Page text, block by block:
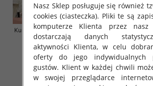
Kurtki damskie zimowe Roz S-M-
L, 1 Kolor Paczka 3 szt
120.00 zł
szczegóły
Kurtka
Nasz Sklep posługuje się również
cookies (ciasteczka). Pliki te są
komputerze Klienta przez
dostarczają danych
aktywności Klienta, w celu
oferty do jego indywidualnych
gustów. Klient w każdej chwili
w swojej przeglądarce